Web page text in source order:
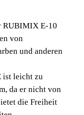
RUBIMIX E-10 CAS
zementhaltigen
RUBIMIX E-10
von
und anderen
ist leicht zu
da er nicht von
die Freiheit